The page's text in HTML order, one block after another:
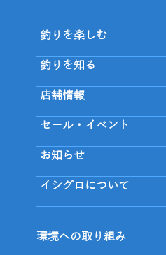
釣りを楽しむ
釣りを知る
店舗情報
セール・イベント
お知らせ
イシグロについて
環境への取り組み